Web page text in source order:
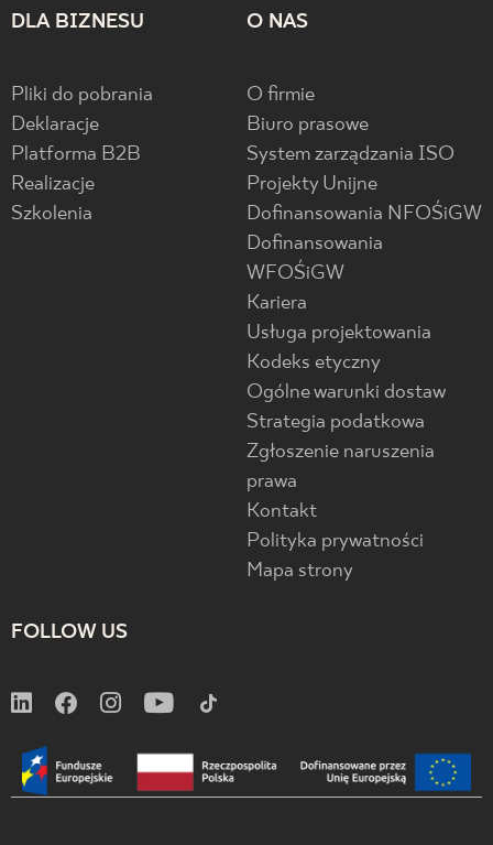
DLA BIZNESU
Pliki do pobrania
Deklaracje
Platforma B2B
Realizacje
Szkolenia
O NAS
O firmie
Biuro prasowe
System zarządzania ISO
Projekty Unijne
Dofinansowania NFOŚiGW
Dofinansowania
WFOŚiGW
Kariera
Usługa projektowania
Kodeks etyczny
Ogólne warunki dostaw
Strategia podatkowa
Zgłoszenie naruszenia
prawa
Kontakt
Polityka prywatności
Mapa strony
FOLLOW US